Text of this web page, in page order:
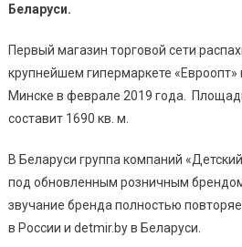
Беларуси.
Первый магазин торговой сети
крупнейшем гипермаркете
Минске в феврале 2019 года.
составит 1690 кв. м.
В Беларуси группа компаний
под обновленным розничным
звучание бренда полностью
в России и detmir.by в Беларуси.